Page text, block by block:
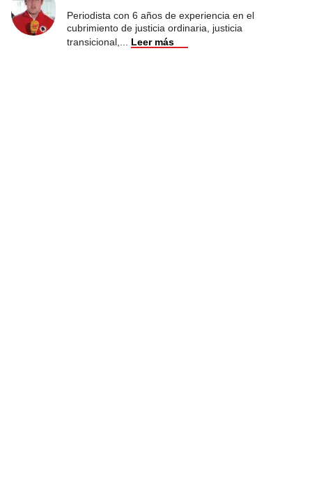
Periodista con 6 años de experiencia en el
cubrimiento de justicia ordinaria, justicia
transicional,
Leer más